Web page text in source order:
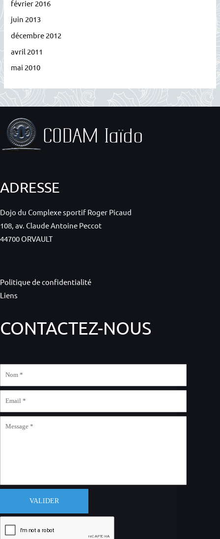
février 2016
juin 2013
décembre 2012
avril 2011
mai 2010
ADRESSE
Dojo du Complexe sportif Roger Picaud
108, av. Claude Antoine Peccot
44700 ORVAULT
Politique de confidentialité
Liens
CONTACTEZ-NOUS
VALIDER